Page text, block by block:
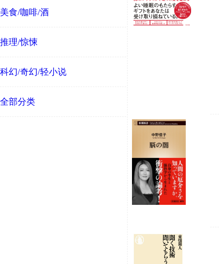
美食/咖啡/酒
推理/惊悚
科幻/奇幻/轻小说
全部分类